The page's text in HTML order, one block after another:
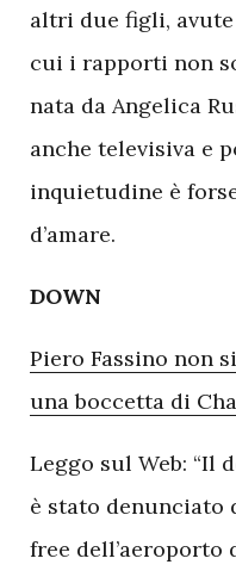
altri due figli,
cui i rapporti non
nata da Angelica
anche televisiva e
inquietudine è
d’amare.
DOWN
Piero Fassino non
una boccetta di
Leggo sul Web: “Il
è stato denunciato
free dell’aeroporto